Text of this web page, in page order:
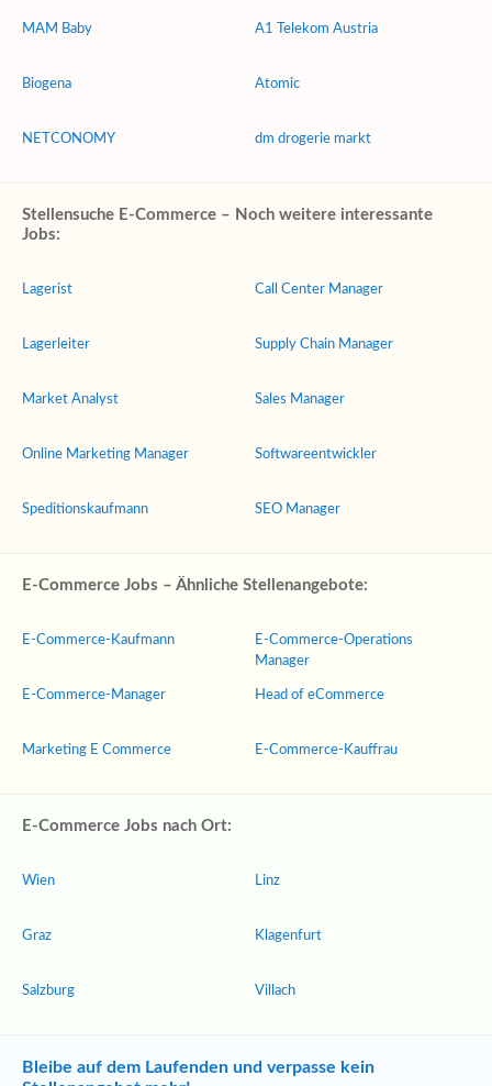
MAM Baby
Biogena
NETCONOMY
A1 Telekom Austria
Atomic
dm drogerie markt
Stellensuche E-Commerce – Noch weitere interessante
Jobs:
Lagerist
Lagerleiter
Market Analyst
Online Marketing Manager
Speditionskaufmann
Call Center Manager
Supply Chain Manager
Sales Manager
Softwareentwickler
SEO Manager
E-Commerce Jobs – Ähnliche Stellenangebote:
E-Commerce-Kaufmann
E-Commerce-Manager
Marketing E Commerce
E-Commerce-Operations
Manager
Head of eCommerce
E-Commerce-Kauffrau
E-Commerce Jobs nach Ort:
Wien
Graz
Salzburg
Linz
Klagenfurt
Villach
Bleibe auf dem Laufenden und verpasse kein